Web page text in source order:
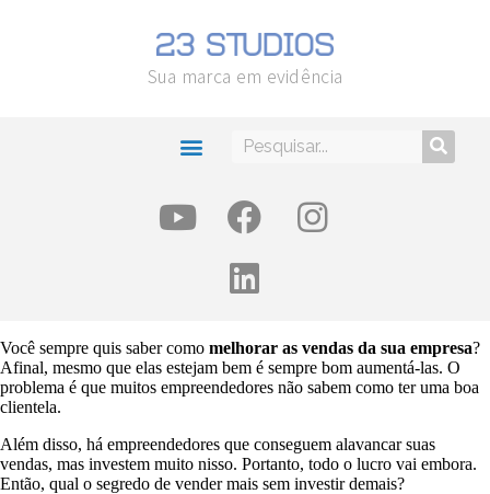
Sua marca em evidência
Você sempre quis saber como melhorar as vendas da sua empresa?
Afinal, mesmo que elas estejam bem é sempre bom aumentá-las. O
problema é que muitos empreendedores não sabem como ter uma boa
clientela.
Além disso, há empreendedores que conseguem alavancar suas
vendas, mas investem muito nisso. Portanto, todo o lucro vai embora.
Então, qual o segredo de vender mais sem investir demais?